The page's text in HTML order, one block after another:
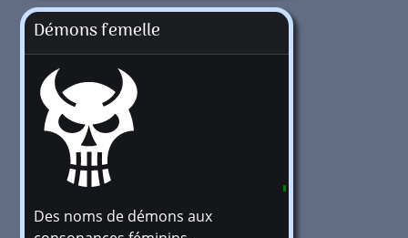
Démons femelle
400
Des noms de démons aux